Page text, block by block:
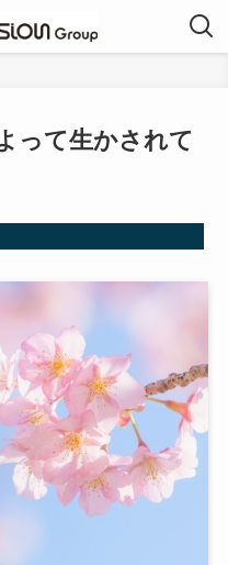
って生かされて